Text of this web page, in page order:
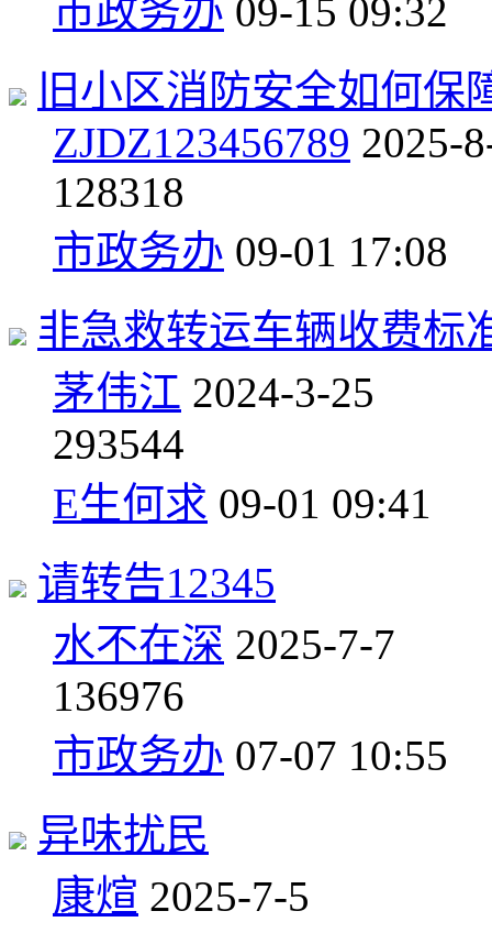
市政务办 09-15 09:32
旧小区消防安全如何保
ZJDZ123456789 2025-
128318
市政务办 09-01 17:08
非急救转运车辆收费标
茅伟江 2024-3-25
293544
E生何求 09-01 09:41
请转告12345
水不在深 2025-7-7
136976
市政务办 07-07 10:55
异味扰民
康煊 2025-7-5